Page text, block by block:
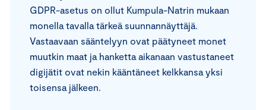
GDPR-asetus on ollut Kumpula-Natrin mukaan
monella tavalla tärkeä suunnannäyttäjä.
Vastaavaan sääntelyyn ovat päätyneet monet
muutkin maat ja hanketta aikanaan vastustaneet
digijätit ovat nekin kääntäneet kelkkansa yksi
toisensa jälkeen.